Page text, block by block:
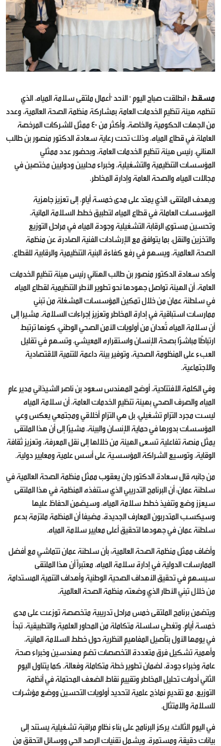
مسقط :انطلقت صباح اليوم " الأحد "أعمال ملتقى سلامة المياه، الذي
تنظمه هيئة تنظيم الخدمات العامة بمشاركة منظمة الصحة العالمية، وعدد
من الجهات الحكومية والخاصة، وأكثر من 40 ممثل للشركات المرخصة
العاملة في قطاع المياه، وذلك تحت رعاية سعادة الدكتور منصور بن طالب
الهنائي، رئيس هيئة تنظيم الخدمات العامة، وبحضور عدد ممثلي
المؤسسات التنظيمية والتشغيلية، وخبراء محليين ودوليين مختصين في
مجالات المياه والصحة العامة وإدارة المخاطر.
ويهدف الملتقى، الذي يمتد على مدى خمسة أيام، إلى تعزيز جاهزية
المؤسسات العاملة في قطاع المياه لتطبيق خطط السلامة المائية،
وتحسين مستوى الرقابة التشغيلية وجودة المياه في مراحل التوزيع
والتخزين والنقل، بما يتوافق مع الإرشادات الفنية الصادرة عن منظمة
الصحة العالمية، ويسهم في رفع كفاءة البنية التنظيمية والرقابية للقطاع.
وأكد سعادة الدكتور منصور بن طالب الهنائي رئيس هيئة تنظيم الخدمات
العامة، أن الهيئة تواصل جهودها نحو تطوير الأطر التنظيمية لقطاع المياه
في سلطنة عمان من خلال تمكين المؤسسات المشغلة من تبني
ممارسات استباقية في إدارة المخاطر وتعزيز إجراءات السلامة. مشيرا إلى
أن سلامة المياه تُعدان من أولويات الأمن الصحي الوطني، كونها ترتبط
ارتباطًا مباشرًا بصحة الإنسان واستقراره المعيشي، وتسهم في تقليل
العبء على المنظومة الصحية، وتوفير بيئة داعمة للتنمية الاقتصادية
والاجتماعية.
وفي الكلمة الافتتاحية، أوضح المهندس سعود بن ناصر الشيذاني مدير عام
المياه والصرف الصحي بهيئة تنظيم الخدمات العامة، أن سلامة المياه
ليست مجرد التزام تشغيلي، بل هي التزام أخلاقي ومجتمعي يعكس وعي
المؤسسات بدورها في حماية الإنسان والبيئة، مشيرًا إلى أن هذا الملتقى
يمثل منصة تفاعلية تسعى الهيئة من خلالها إلى نقل المعرفة، وتعزيز ثقافة
الوقاية، وتوسيع الشراكة المؤسسية على أسس علمية ومعايير دولية.
من جانبه قال سعادة الدكتور جان يعقوب ممثل منظمة الصحة العالمية في
سلطنة عمان: أن البرنامج التدريبي الذي ستنفذه المنظمة في هذا الملتقى
سيعزز وضع وتنفيذ خطط سلامة المياه، وسيضمن الحفاظ عليها
وسيكسب المتدربون المعارف الجديدة، مضيفا أن المنظمة ملتزمة بدعم
سلطنة عمان في جهودها لتحقيق أعلى معايير سلامة المياه.
وأضاف ممثل منظمة الصحة العالمية: بأن سلطنة عمان تتماشي مع أفضل
الممارسات الدولية في إدارة سلامة المياه، معتبراً أن هذا الملتقى
سيسهم في تحقيق الأهداف الصحية الوطنية وأهداف التنمية المستدامة
من خلال تبني الأطار الذي وضعته منظمة الصحة العالمية.
ويتضمن برنامج الملتقى خمس مراحل تدريبية متخصصة توزعت على مدى
خمسة أيام، وتغطي سلسلة متكاملة من المحاور العلمية والتطبيقية، تبدأ
في يومها الأول بتأصيل المفاهيم النظرية حول خطط السلامة المائية،
وأهمية تشكيل فرق متعددة التخصصات تضم مهندسين وخبراء صحة
عامة وخبراء جودة، لضمان تطوير خطة متكاملة وفعالة. كما يتناول اليوم
الثاني أدوات تحليل المخاطر وتقييم نقاط الضعف المحتملة في أنظمة
التوزيع، مع تقديم نماذج علمية لتحديد أولويات التحسين ووضع مؤشرات
للسلامة والامتثال.
في اليوم الثالث، يركز البرنامج على بناء نظام مراقبة تشغيلية يستند إلى
بيانات دقيقة ومستمرة، ويشمل تقنيات الرصد الحي ووسائل التحقق من